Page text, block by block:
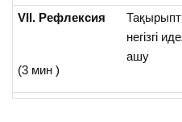
VII. Рефлексия
(3 мин )
негізгі
ашу